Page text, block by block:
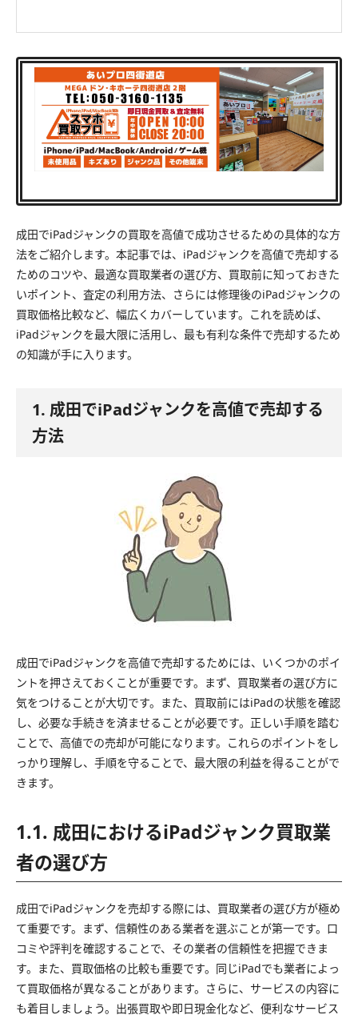
成田でiPadジャンクの買取を高値で成功させるための具体的な方
法をご紹介します。本記事では、iPadジャンクを高値で売却する
ためのコツや、最適な買取業者の選び方、買取前に知っておきた
いポイント、査定の利用方法、さらには修理後のiPadジャンクの
買取価格比較など、幅広くカバーしています。これを読めば、
iPadジャンクを最大限に活用し、最も有利な条件で売却するため
の知識が手に入ります。
1. 成田でiPadジャンクを高値で売却する
方法
成田でiPadジャンクを高値で売却するためには、いくつかのポイ
ントを押さえておくことが重要です。まず、買取業者の選び方に
気をつけることが大切です。また、買取前にはiPadの状態を確認
し、必要な手続きを済ませることが必要です。正しい手順を踏む
ことで、高値での売却が可能になります。これらのポイントをし
っかり理解し、手順を守ることで、最大限の利益を得ることがで
きます。
1.1. 成田におけるiPadジャンク買取業
者の選び方
成田でiPadジャンクを売却する際には、買取業者の選び方が極め
て重要です。まず、信頼性のある業者を選ぶことが第一です。口
コミや評判を確認することで、その業者の信頼性を把握できま
す。また、買取価格の比較も重要です。同じiPadでも業者によっ
て買取価格が異なることがあります。さらに、サービスの内容に
も着目しましょう。出張買取や即日現金化など、便利なサービス